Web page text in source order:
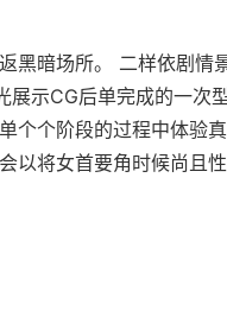
黑暗场所。 二样依剧情
示CG后单完成的一次
个个阶段的过程中体验
以将女首要角时候尚且